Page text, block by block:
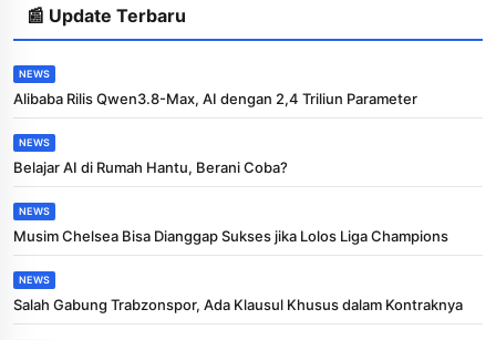
📰 Update Terbaru
NEWS
Alibaba Rilis Qwen3.8-Max, AI dengan 2,4 Triliun Parameter
NEWS
Belajar AI di Rumah Hantu, Berani Coba?
NEWS
Musim Chelsea Bisa Dianggap Sukses jika Lolos Liga Champions
NEWS
Salah Gabung Trabzonspor, Ada Klausul Khusus dalam Kontraknya